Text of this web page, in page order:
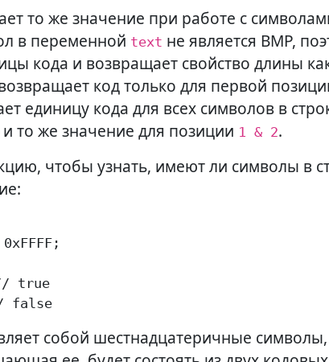
то же значение при работе с
в переменной text не является BMP,
кода и возвращает свойство длины
код только для первой
единицу кода для всех символов в
то же значение для позиции 1 & 2.
чтобы узнать, имеют ли символы в
true
false
собой шестнадцатеричные